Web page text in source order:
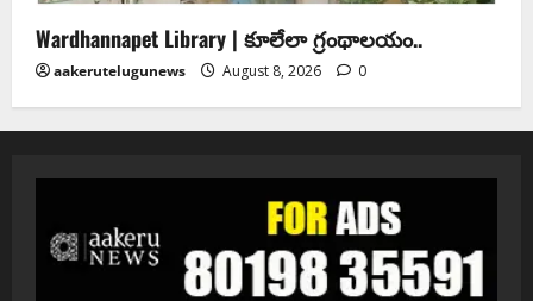
Wardhannapet Library | కూలేలా గ్రంథాలయం..
aakerutelugunews August 8, 2026 0